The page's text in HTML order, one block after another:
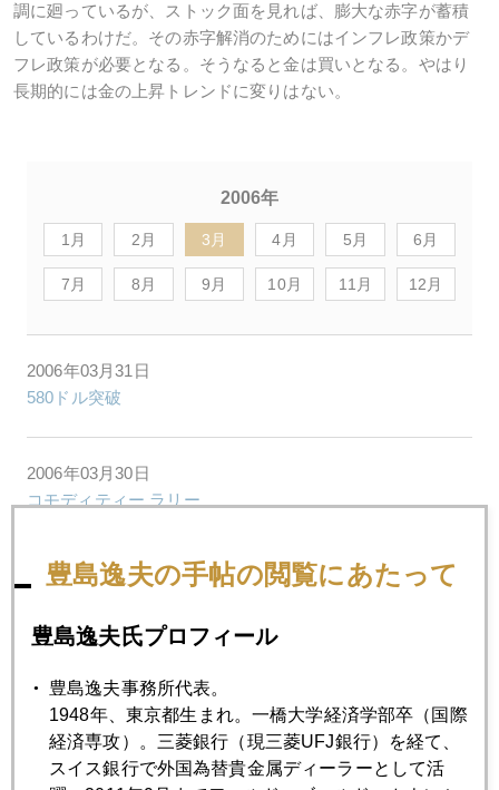
調に廻っているが、ストック面を見れば、膨大な赤字が蓄積
しているわけだ。その赤字解消のためにはインフレ政策かデ
フレ政策が必要となる。そうなると金は買いとなる。やはり
長期的には金の上昇トレンドに変りはない。
2006年
1月 2月 3月 4月 5月 6月
7月 8月 9月 10月 11月 12月
2006年03月31日
580ドル突破
2006年03月30日
コモディティー ラリー
2006年03月29日
2006年03月28日
価値観の地殻変動
2006年03月27日
豊島逸夫の手帖の閲覧にあたって
豊島逸夫氏プロフィール
豊島逸夫事務所代表。
1948年、東京都生まれ。一橋大学経済学部卒（国際
経済専攻）。三菱銀行（現三菱UFJ銀行）を経て、
スイス銀行で外国為替貴金属ディーラーとして活